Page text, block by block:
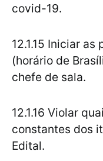
covid-19.
12.1.15 Iniciar
(horário de
chefe de sala.
12.1.16 Violar
constantes dos
Edital.